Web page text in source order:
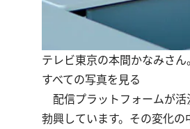
テレビ東京の本間かなみさん。
すべての写真を見る
配信プラットフォームが活
勃興しています。その変化